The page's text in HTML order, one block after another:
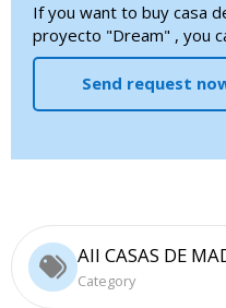
If you want to buy casa
proyecto "Dream" , you
Send request
All CASAS DE
Category